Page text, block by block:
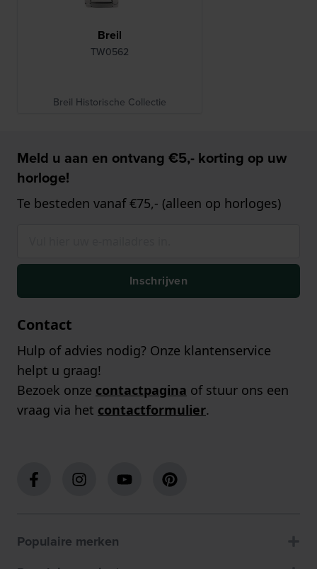
Breil
TW0562
Breil Historische Collectie
Meld u aan en ontvang €5,- korting op uw
horloge!
Te besteden vanaf €75,- (alleen op horloges)
Inschrijven
Contact
Hulp of advies nodig? Onze klantenservice
helpt u graag!
Bezoek onze contactpagina of stuur ons een
vraag via het contactformulier.
Populaire merken